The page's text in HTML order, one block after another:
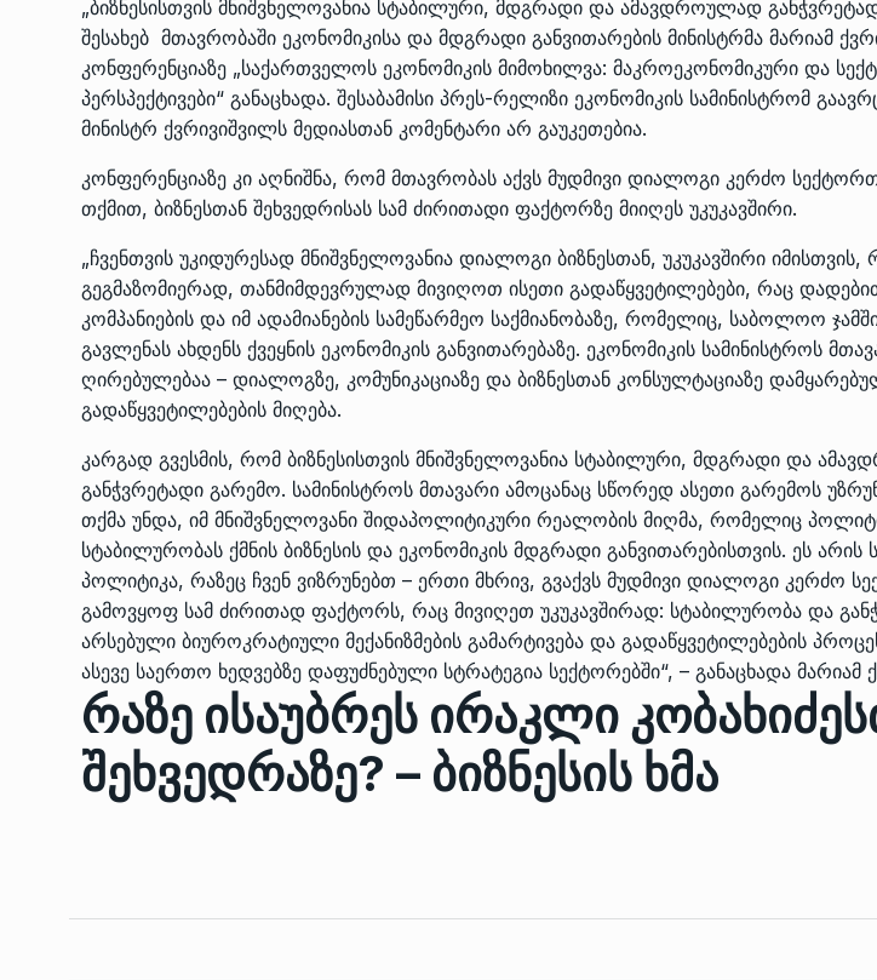
„ბიზნესისთვის მნიშვნელოვანია სტაბილური, მდგრადი და ამავდროულად
შესახებ მთავრობაში ეკონომიკისა და მდგრადი განვითარების მინისტრმა მარიამ
კონფერენციაზე „საქართველოს ეკონომიკის მიმოხილვა: მაკროეკონომიკური და
პერსპექტივები“ განაცხადა. შესაბამისი პრეს-რელიზი ეკონომიკის სამინისტრომ
მინისტრ ქვრივიშვილს მედიასთან კომენტარი არ გაუკეთებია.
კონფერენციაზე კი აღნიშნა, რომ მთავრობას აქვს მუდმივი დიალოგი კერძო
თქმით, ბიზნესთან შეხვედრისას სამ ძირითადი ფაქტორზე მიიღეს უკუკავშირი.
„ჩვენთვის უკიდურესად მნიშვნელოვანია დიალოგი ბიზნესთან, უკუკავშირი
გეგმაზომიერად, თანმიმდევრულად მივიღოთ ისეთი გადაწყვეტილებები, რაც
კომპანიების და იმ ადამიანების სამეწარმეო საქმიანობაზე, რომელიც, საბოლოო
გავლენას ახდენს ქვეყნის ეკონომიკის განვითარებაზე. ეკონომიკის სამინისტროს
ღირებულებაა – დიალოგზე, კომუნიკაციაზე და ბიზნესთან კონსულტაციაზე
გადაწყვეტილებების მიღება.
კარგად გვესმის, რომ ბიზნესისთვის მნიშვნელოვანია სტაბილური, მდგრადი და
განჭვრეტადი გარემო. სამინისტროს მთავარი ამოცანაც სწორედ ასეთი გარემოს
თქმა უნდა, იმ მნიშვნელოვანი შიდაპოლიტიკური რეალობის მიღმა, რომელიც
სტაბილურობას ქმნის ბიზნესის და ეკონომიკის მდგრადი განვითარებისთვის. ეს არის
პოლიტიკა, რაზეც ჩვენ ვიზრუნებთ – ერთი მხრივ, გვაქვს მუდმივი დიალოგი კერძო
გამოვყოფ სამ ძირითად ფაქტორს, რაც მივიღეთ უკუკავშირად: სტაბილურობა და
არსებული ბიუროკრატიული მექანიზმების გამარტივება და გადაწყვეტილებების
ასევე საერთო ხედვებზე დაფუძნებული სტრატეგია სექტორებში“, – განაცხადა მარიამ
რაზე ისაუბრეს ირაკლი
შეხვედრაზე? – ბიზნესის ხმა
9
სახელობის ოპერისა და
ბალეტის…
ᲙᲣᲚᲢᲣᲠᲐ 13/05/2022
10
თბილისის ზაქარია ფალიაშვილის
სახელობის ოპერისა და
ბალეტის…
ᲒᲐᲜᲐᲗᲚᲔᲑᲐ
ᲒᲐᲜᲐᲗᲚᲔᲑᲐ